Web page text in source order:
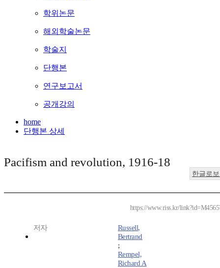
학위논문
해외학술논문
학술지
단행본
연구보고서
공개강의
home
단행본 상세
Pacifism and revolution, 1916-18
한글로
https://www.riss.kr/
저자
Russell,
Bertrand
;
Rempel,
Richard A